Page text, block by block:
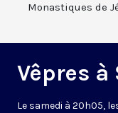
Monastiques de
Vêpres à
Le samedi à 20h05,